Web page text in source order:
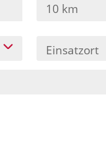
10 km
Einsatzort